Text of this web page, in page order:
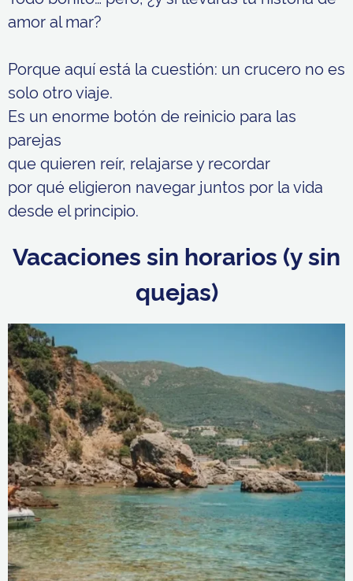
amor al mar?
Porque aquí está la cuestión: un crucero no es
solo otro viaje.
Es un enorme botón de reinicio para las
parejas
que quieren reír, relajarse y recordar
por qué eligieron navegar juntos por la vida
desde el principio.
Vacaciones sin horarios (y sin
quejas)